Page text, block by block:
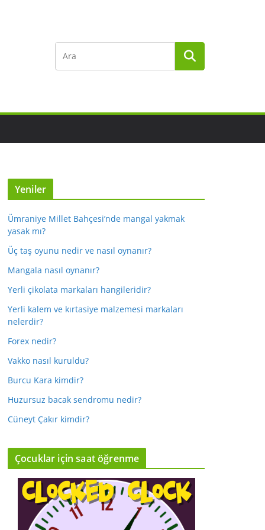
Yeniler
Ümraniye Millet Bahçesi’nde mangal yakmak
yasak mı?
Üç taş oyunu nedir ve nasıl oynanır?
Mangala nasıl oynanır?
Yerli çikolata markaları hangileridir?
Yerli kalem ve kırtasiye malzemesi markaları
nelerdir?
Forex nedir?
Vakko nasıl kuruldu?
Burcu Kara kimdir?
Huzursuz bacak sendromu nedir?
Cüneyt Çakır kimdir?
Çocuklar için saat öğrenme